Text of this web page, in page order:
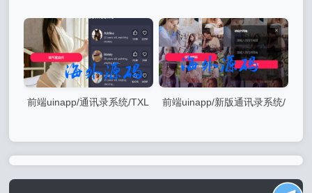
前端源码
通讯录源码
前端uinapp/通讯录系统/TXL
前端uinapp/新版通讯录系统/